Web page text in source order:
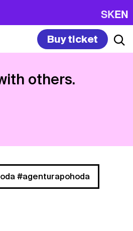
SKEN
Buy ticket
others.
#agenturapohoda